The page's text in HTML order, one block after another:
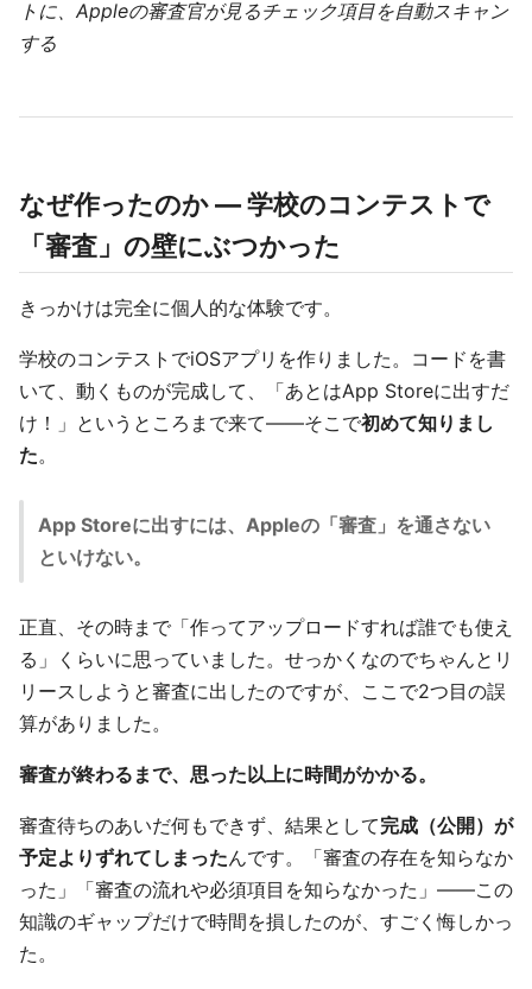
トに、Appleの審査官が見るチェック項目を自動スキャン
する
なぜ作ったのか — 学校のコンテストで
「審査」の壁にぶつかった
きっかけは完全に個人的な体験です。
学校のコンテストでiOSアプリを作りました。コードを書
いて、動くものが完成して、「あとはApp Storeに出すだ
け！」というところまで来て——そこで初めて知りまし
た。
App Storeに出すには、Appleの「審査」を通さない
といけない。
正直、その時まで「作ってアップロードすれば誰でも使え
る」くらいに思っていました。せっかくなのでちゃんとリ
リースしようと審査に出したのですが、ここで2つ目の誤
算がありました。
審査が終わるまで、思った以上に時間がかかる。
審査待ちのあいだ何もできず、結果として完成（公開）が
予定よりずれてしまったんです。「審査の存在を知らなか
った」「審査の流れや必須項目を知らなかった」——この
知識のギャップだけで時間を損したのが、すごく悔しかっ
た。